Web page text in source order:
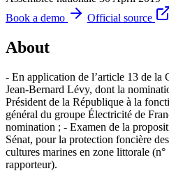
Book a demo
Official source
About
- En application de l’article 13 de la
Jean-Bernard Lévy, dont la
Président de la République à la
général du groupe Électricité de
nomination ; - Examen de la
Sénat, pour la protection foncière
cultures marines en zone littorale
rapporteur).